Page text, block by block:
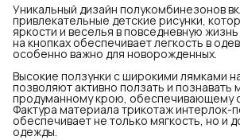
Уникальный дизайн полукомбинезонов
привлекательные детские рисунки,
яркости и веселья в повседневную
на кнопках обеспечивает легкость в
особенно важно для новорожденных.
Высокие ползунки с широкими лямками
позволяют активно ползать и познавать
продуманному крою, обеспечивающему
Фактура материала трикотаж интерлок-
обеспечивает не только мягкость, но и
одежды.